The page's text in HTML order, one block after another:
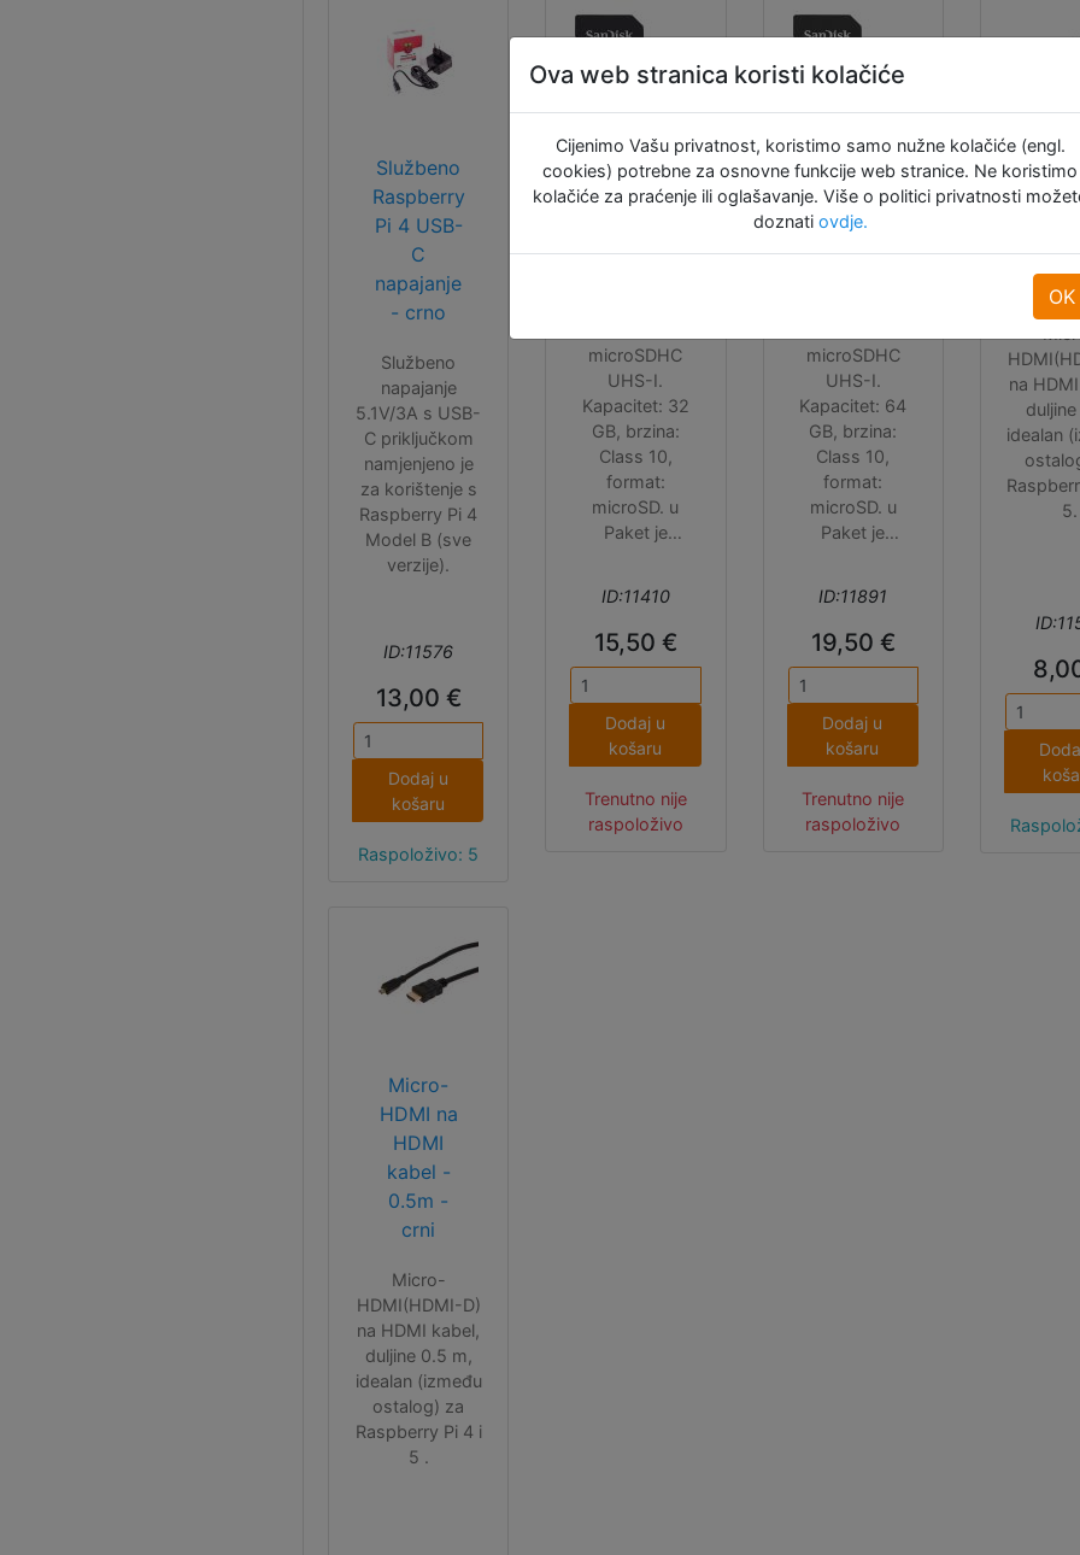
Službeno
Raspberry
Pi 4 USB-
C
napajanje
- crno
Službeno
napajanje
5.1V/3A s USB-
C priključkom
namjenjeno je
za korištenje s
Raspberry Pi 4
Model B (sve
verzije).
ID:11576
13,00 €
Dodaj u
košaru
Raspoloživo: 5
Sandisk
Ultra 32 GB
UHS-I
microSDHC
UHS-I.
Kapacitet: 32
GB, brzina:
Class 10,
format:
microSD. u
Paket je
microSD,
microSDHC i
microSDXC
ID:11410
15,50 €
Dodaj u
košaru
Trenutno nije
raspoloživo
Sandisk
Ultra 64 GB
MicroSDHC
UHS-I
microSDHC
UHS-I.
Kapacitet: 64
GB, brzina:
Class 10,
format:
microSD. u
Paket je
microSD,
microSDHC i
microSDXC
ID:11891
19,50 €
Dodaj u
košaru
Trenutno nije
raspoloživo
HDMI
kabel
-
na
duljine
idealan
5.
Micro-
HDMI na
HDMI
kabel -
0.5m -
crni
Micro-
HDMI(HDMI-D)
na HDMI kabel,
duljine 0.5 m,
idealan (između
ostalog) za
Raspberry Pi 4 i
5 .
Ova web stranica koristi kolačiće
Cijenimo Vašu privatnost, koristimo samo nužne kolačiće (engl.
cookies) potrebne za osnovne funkcije web stranice. Ne koristimo
kolačiće za praćenje ili oglašavanje. Više o politici privatnosti
doznatiovdje.
OK